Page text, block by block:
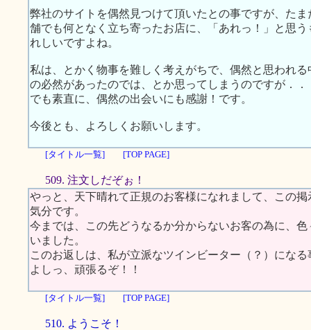
弊社のサイトを偶然見つけて頂いたとの事ですが、た
舗でも何となく立ち寄ったお店に、「あれっ！」と思
れしいですよね。
私は、とかく物事を難しく考えがちで、偶然と思われ
の必然があったのでは、とか思ってしまうのですが．．
でも素直に、偶然の出会いにも感謝！です。
今後とも、よろしくお願いします。
[タイトル一覧] [TOP PAGE]
509. 注文しだぞぉ！
やっと、天下晴れて正規のお客様になれまして、この
気分です。
今までは、この先どうなるか分からないお客の為に、
いました。
このお返しは、私が立派なツインビーター（？）になる
よしっ、頑張るぞ！！
[タイトル一覧] [TOP PAGE]
510. ようこそ！